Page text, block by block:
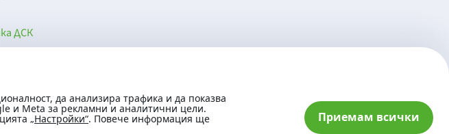
да анализира трафика и да показва
и Meta за рекламни и аналитични цели.
„Настройки“. Повече информация ще Приемам всички
ДСК
© 2026 „Банка ДСК“ АД